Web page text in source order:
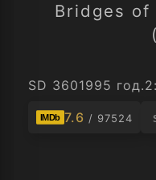
Bridges of
SD 3601995 год.
IMDb 7.6 / 97524